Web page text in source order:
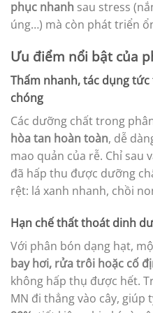
phục nhanh sau stress
úng…) mà còn phát triển
Ưu điểm nổi bật của
Thấm nhanh, tác dụng
chóng
Các dưỡng chất trong
hòa tan hoàn toàn, dễ
mao quản của rễ. Chỉ sau
đã hấp thu được dưỡng
rệt: lá xanh nhanh, chồi
Hạn chế thất thoát dinh
Với phân bón dạng hạt,
bay hơi, rửa trôi hoặc cố
không hấp thụ được hết.
MN đi thẳng vào cây, giúp